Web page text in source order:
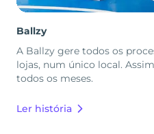
Ballzy
A Ballzy gere todos os
lojas, num único local.
todos os meses.
Ler história